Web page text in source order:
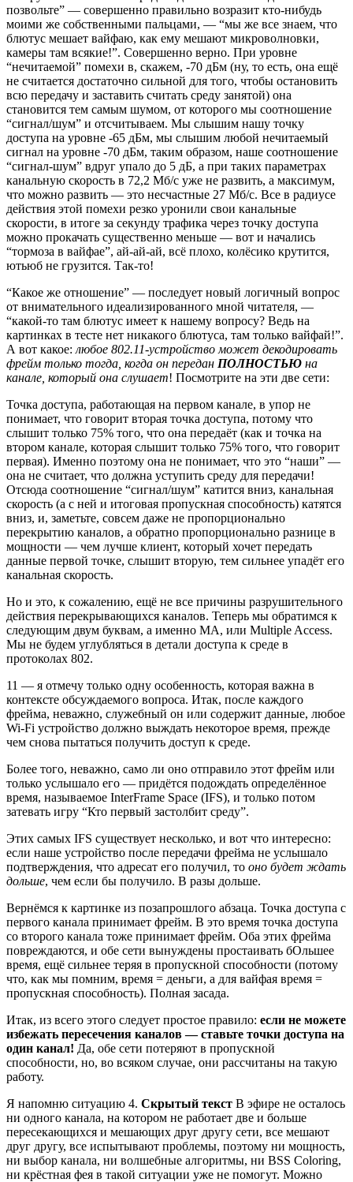
позвольте” — совершенно правильно возразит кто-нибудь
моими же собственными пальцами, — “мы же все знаем, что
блютус мешает вайфаю, как ему мешают микроволновки,
камеры там всякие!”. Совершенно верно. При уровне
“нечитаемой” помехи в, скажем, -70 дБм (ну, то есть, она ещё
не считается достаточно сильной для того, чтобы остановить
всю передачу и заставить считать среду занятой) она
становится тем самым шумом, от которого мы соотношение
“сигнал/шум” и отсчитываем. Мы слышим нашу точку
доступа на уровне -65 дБм, мы слышим любой нечитаемый
сигнал на уровне -70 дБм, таким образом, наше соотношение
“сигнал-шум” вдруг упало до 5 дБ, а при таких параметрах
канальную скорость в 72,2 Мб/с уже не развить, а максимум,
что можно развить — это несчастные 27 Мб/с. Все в радиусе
действия этой помехи резко уронили свои канальные
скорости, в итоге за секунду трафика через точку доступа
можно прокачать существенно меньше — вот и начались
“тормоза в вайфае”, ай-ай-ай, всё плохо, колёсико крутится,
ютьюб не грузится. Так-то!
“Какое же отношение” — последует новый логичный вопрос
от внимательного идеализированного мной читателя, —
“какой-то там блютус имеет к нашему вопросу? Ведь на
картинках в тесте нет никакого блютуса, там только вайфай!”.
А вот какое: любое 802.11-устройство может декодировать
фрейм только тогда, когда он передан ПОЛНОСТЬЮ на
канале, который она слушает! Посмотрите на эти две сети:
Точка доступа, работающая на первом канале, в упор не
понимает, что говорит вторая точка доступа, потому что
слышит только 75% того, что она передаёт (как и точка на
втором канале, которая слышит только 75% того, что говорит
первая). Именно поэтому она не понимает, что это “наши” —
она не считает, что должна уступить среду для передачи!
Отсюда соотношение “сигнал/шум” катится вниз, канальная
скорость (а с ней и итоговая пропускная способность) катятся
вниз, и, заметьте, совсем даже не пропорционально
перекрытию каналов, а обратно пропорционально разнице в
мощности — чем лучше клиент, который хочет передать
данные первой точке, слышит вторую, тем сильнее упадёт его
канальная скорость.
Но и это, к сожалению, ещё не все причины разрушительного
действия перекрывающихся каналов. Теперь мы обратимся к
следующим двум буквам, а именно MA, или Multiple Access.
Мы не будем углубляться в детали доступа к среде в
протоколах 802.
11 — я отмечу только одну особенность, которая важна в
контексте обсуждаемого вопроса. Итак, после каждого
фрейма, неважно, служебный он или содержит данные, любое
Wi-Fi устройство должно выждать некоторое время, прежде
чем снова пытаться получить доступ к среде.
Более того, неважно, само ли оно отправило этот фрейм или
только услышало его — придётся подождать определённое
время, называемое InterFrame Space (IFS), и только потом
затевать игру “Кто первый застолбит среду”.
Этих самых IFS существует несколько, и вот что интересно:
если наше устройство после передачи фрейма не услышало
подтверждения, что адресат его получил, то оно будет ждать
дольше, чем если бы получило. В разы дольше.
Вернёмся к картинке из позапрошлого абзаца. Точка доступа с
первого канала принимает фрейм. В это время точка доступа
со второго канала тоже принимает фрейм. Оба этих фрейма
повреждаются, и обе сети вынуждены простаивать бОльшее
время, ещё сильнее теряя в пропускной способности (потому
что, как мы помним, время = деньги, а для вайфая время =
пропускная способность). Полная засада.
Итак, из всего этого следует простое правило: если не можете
избежать пересечения каналов — ставьте точки доступа на
один канал! Да, обе сети потеряют в пропускной
способности, но, во всяком случае, они рассчитаны на такую
работу.
Я напомню ситуацию 4. Скрытый текст В эфире не осталось
ни одного канала, на котором не работает две и больше
пересекающихся и мешающих друг другу сети, все мешают
друг другу, все испытывают проблемы, поэтому ни мощность,
ни выбор канала, ни волшебные алгоритмы, ни BSS Coloring,
ни крёстная фея в такой ситуации уже не помогут. Можно